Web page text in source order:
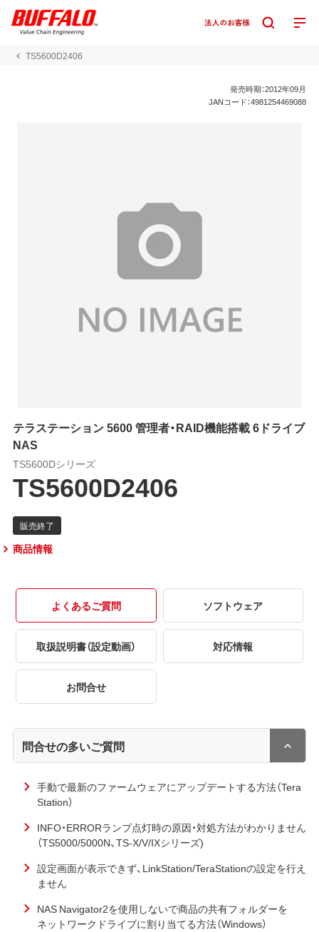
TS5600D2406
発売時期：2012年09月
JANコード：4981254469088
テラステーション 5600 管理者・RAID機能搭載 6ドライブ
NAS
TS5600Dシリーズ
TS5600D2406
商品情報
よくあるご質問 ソフトウェア
取扱説明書（設定動画） 対応情報
お問合せ
問合せの多いご質問
手動で最新のファームウェアにアップデートする方法（Tera
Station）
INFO・ERRORランプ点灯時の原因・対処方法がわかりません
（TS5000/5000N、TS-X/V/IXシリーズ)
設定画面が表示できず、LinkStation/TeraStationの設定を行え
ません
NAS Navigator2を使用しないで商品の共有フォルダーを
ネットワークドライブに割り当てる方法（Windows）